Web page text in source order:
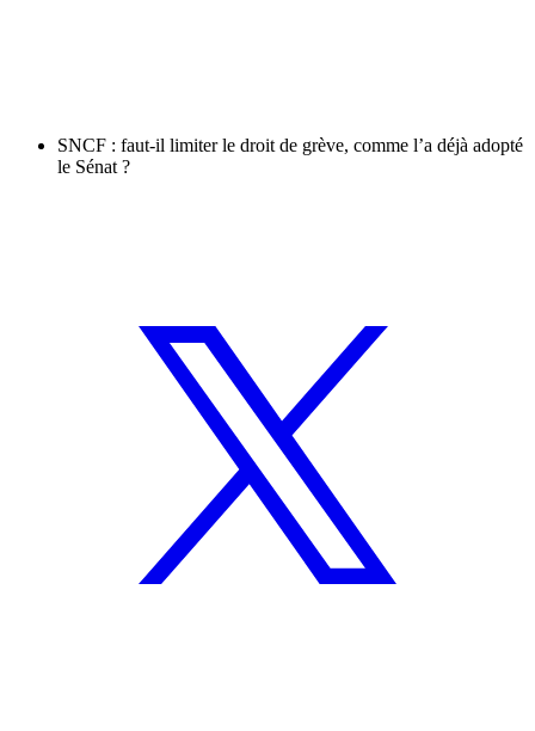
SNCF : faut-il limiter le droit de grève, comme l’a déjà adopté
le Sénat ?